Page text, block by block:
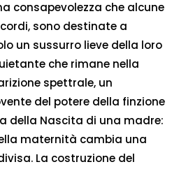
consapevolezza che alcune
sono destinate a
un sussurro lieve della loro
che rimane nella
spettrale, un
del potere della finzione
della Nascita di una madre:
maternità cambia una
La costruzione del